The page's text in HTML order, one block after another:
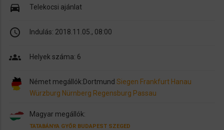
directions_car Telekocsi ajánlat
schedule Indulás: 2018.11.05., 08:00
groups Helyek száma: 6
Német megállók:Dortmund Siegen Frankfurt Hanau
Würzburg Nürnberg Regensburg Passau
Magyar megállók:
TATABÁNYA GYŐR BUDAPEST SZEGED